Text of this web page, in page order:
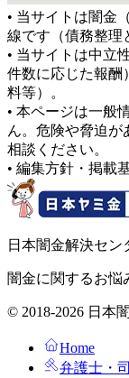
• 当サイトは闇金
線です（債務整理
• 当サイトは中立
件数に応じた報酬
料等）。
• 本ページは一般
ん。危険や脅迫が
相談ください。
• 編集方針・掲載
日本闇金解決セン
闇金に関するお悩
© 2018-2026 日本
Home
弁護士・